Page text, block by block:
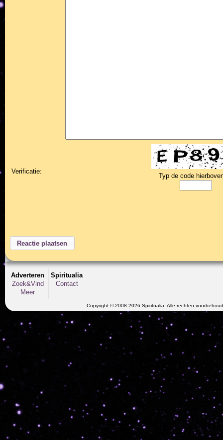
Verificatie:
Typ de code
Adverteren
Zoek&Vind
Meer
Spiritualia
Contact
Copyright © 2008-2026 Spiritualia. Alle rechten